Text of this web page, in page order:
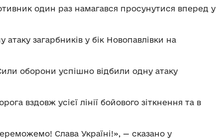
один раз намагався просунутися вперед у
атаку загарбників у бік Новопавлівки на
оборони успішно відбили одну атаку
вздовж усієї лінії бойового зіткнення та в
Слава Україні!», — сказано у